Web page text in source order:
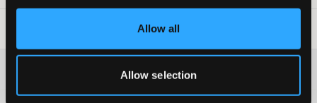
Allow all
Allow selection